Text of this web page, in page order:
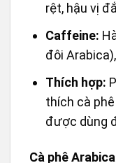
rệt, hậu vị
Caffeine:
đôi
Thích hợp:
thích cà
được dùng
Cà phê